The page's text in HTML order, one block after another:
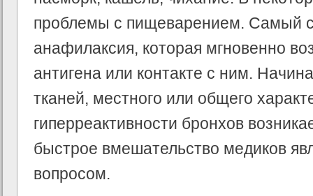
проблемы с пищеварением. Самый
анафилаксия, которая мгновенно
антигена или контакте с ним.
тканей, местного или общего
гиперреактивности бронхов
быстрое вмешательство медиков
вопросом.